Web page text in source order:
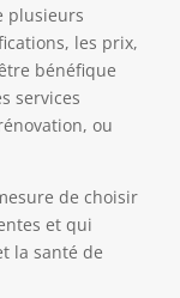
plusieurs
les prix,
bénéfique
services
ou
de choisir
et qui
la santé de